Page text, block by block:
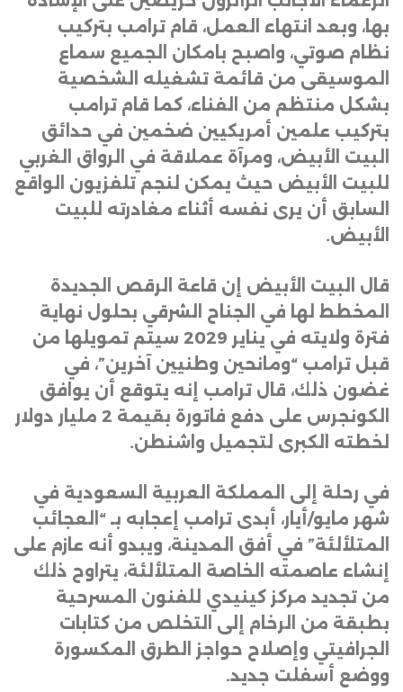
بها، وبعد انتهاء العمل، قام ترامب بتركيب
نظام صوتي، واصبح بامكان الجميع سماع
الموسيقى من قائمة تشغيله الشخصية
بشكل منتظم من الفناء، كما قام ترامب
بتركيب علمين أمريكيين ضخمين في حدائق
البيت الأبيض، ومرآة عملاقة في الرواق الغربي
للبيت الأبيض حيث يمكن لنجم تلفزيون الواقع
السابق أن يرى نفسه أثناء مغادرته للبيت
الأبيض.
قال البيت الأبيض إن قاعة الرقص الجديدة
المخطط لها في الجناح الشرقي بحلول نهاية
فترة ولايته في يناير 2029 سيتم تمويلها من
قبل ترامب “ومانحين وطنيين آخرين”، في
غضون ذلك، قال ترامب إنه يتوقع أن يوافق
الكونجرس على دفع فاتورة بقيمة 2 مليار دولار
لخطته الكبرى لتجميل واشنطن.
في رحلة إلى المملكة العربية السعودية في
شهر مايو/أيار، أبدى ترامب إعجابه بـ “العجائب
المتلألئة” في أفق المدينة، ويبدو أنه عازم على
إنشاء عاصمته الخاصة المتلألئة، يتراوح ذلك
من تجديد مركز كينيدي للفنون المسرحية
بطبقة من الرخام إلى التخلص من كتابات
الجرافيتي وإصلاح حواجز الطرق المكسورة
ووضع أسفلت جديد.